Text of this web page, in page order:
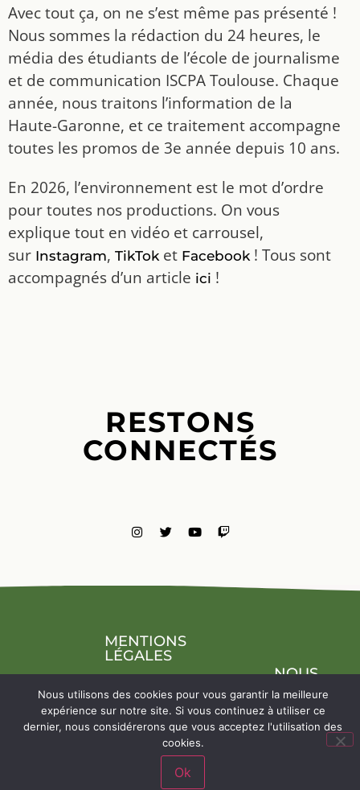
Avec tout ça, on ne s’est même pas présenté !
Nous sommes la rédaction du 24 heures, le
média des étudiants de l’école de journalisme
et de communication ISCPA Toulouse. Chaque
année, nous traitons l’information de la
Haute-Garonne, et ce traitement accompagne
toutes les promos de 3e année depuis 10 ans.
En 2026, l’environnement est le mot d’ordre
pour toutes nos productions. On vous
explique tout en vidéo et carrousel,
sur Instagram, TikToket Facebook! Tous sont
accompagnés d’un article ici !
RESTONS
CONNECTÉS
MENTIONS
LÉGALES
NOUS
Nous utilisons des cookies pour vous garantir la meilleure
expérience sur notre site. Si vous continuez à utiliser ce
dernier, nous considérerons que vous acceptez l'utilisation des
cookies.
Ok